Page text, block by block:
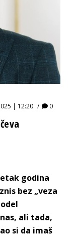
| 12:20 0
godina
bez „veza
ali tada,
si da imaš